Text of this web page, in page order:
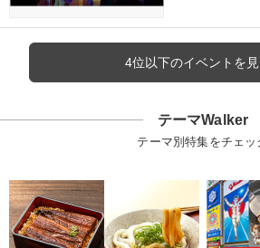
4位以下のイベントを見
テーマWalker
テーマ別特集をチェッ